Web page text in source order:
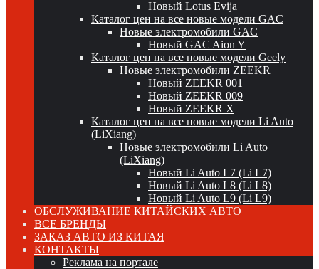
Новый Lotus Evija
Каталог цен на все новые модели GAC
Новые электромобили GAC
Новый GAC Aion Y
Каталог цен на все новые модели Geely
Новые электромобили ZEEKR
Новый ZEEKR 001
Новый ZEEKR 009
Новый ZEEKR X
Каталог цен на все новые модели Li Auto
(LiXiang)
Новые электромобили Li Auto
(LiXiang)
Новый Li Auto L7 (Li L7)
Новый Li Auto L8 (Li L8)
Новый Li Auto L9 (Li L9)
ОБСЛУЖИВАНИЕ КИТАЙСКИХ АВТО
ВСЕ БРЕНДЫ
ЗАКАЗ АВТО ИЗ КИТАЯ
КОНТАКТЫ
Реклама на портале